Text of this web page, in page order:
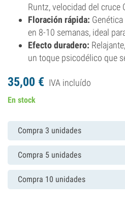
Runtz, velocidad del cruce
Floración rápida:
en 8-10 semanas, ideal
Efecto duradero:
un toque psicodélico que
35,00 € IVA incluído
En stock
Compra 3 unidades
Compra 5 unidades
Compra 10 unidades